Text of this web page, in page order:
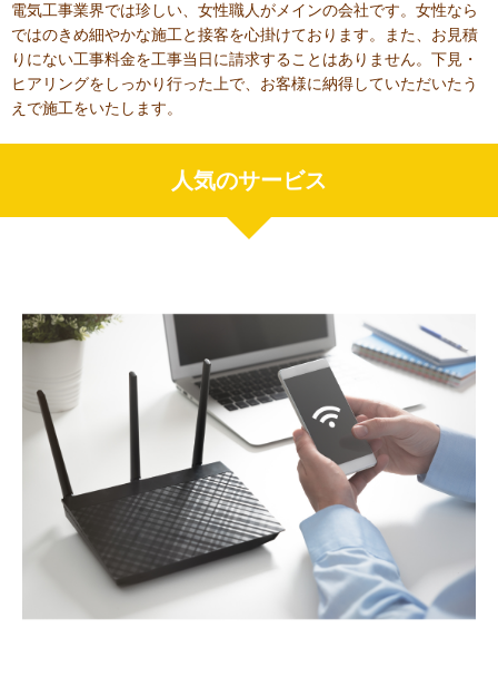
電気工事業界では珍しい、女性職人がメインの会社です。女性なら
ではのきめ細やかな施工と接客を心掛けております。また、お見積
りにない工事料金を工事当日に請求することはありません。下見・
ヒアリングをしっかり行った上で、お客様に納得していただいたう
えで施工をいたします。
人気のサービス